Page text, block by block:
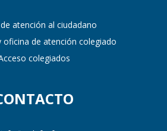
atención al ciudadano
oficina de atención colegiado
colegiados